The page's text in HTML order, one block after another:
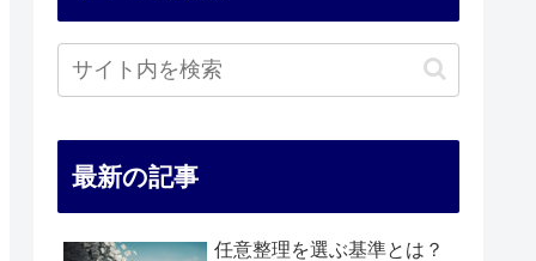
最新の記事
任意整理を選ぶ基準とは？